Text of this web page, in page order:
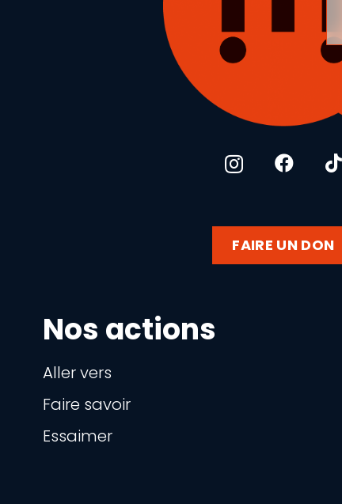
FAIRE UN DON
Nos actions
Aller vers
Faire savoir
Essaimer